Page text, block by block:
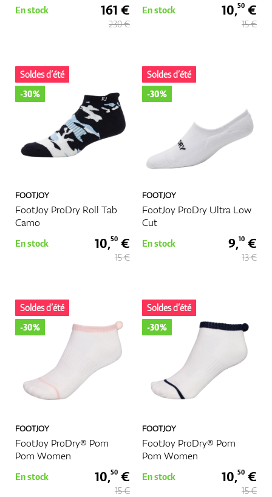
Chariots De Golf
GPS Et Télémètres
Accessoires
En stock 161 €
230 €
En stock 10,50 €
15 €
FOOTJOY
FootJoy ProDry Roll Tab
Camo
Soldes d’été
-30%
En stock 10,50 €
15 €
FOOTJOY
FootJoy ProDry Ultra Low
Cut
Soldes d’été
-30%
En stock 9,10 €
13 €
FOOTJOY
FootJoy ProDry® Pom
Pom Women
Soldes d’été
-30%
En stock 10,50 €
15 €
FOOTJOY
FootJoy ProDry® Pom
Pom Women
Soldes d’été
-30%
En stock 10,50 €
15 €